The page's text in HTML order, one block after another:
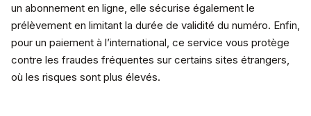
un abonnement en ligne, elle sécurise également le
prélèvement en limitant la durée de validité du numéro. Enfin,
pour un paiement à l’international, ce service vous protège
contre les fraudes fréquentes sur certains sites étrangers,
où les risques sont plus élevés.